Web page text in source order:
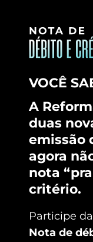
VOCÊ
A
duas
emissão
agora
nota
critério.
Participe
Nota de